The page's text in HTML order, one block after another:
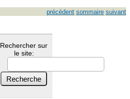
précédent sommaire suivant
Rechercher sur
le site: